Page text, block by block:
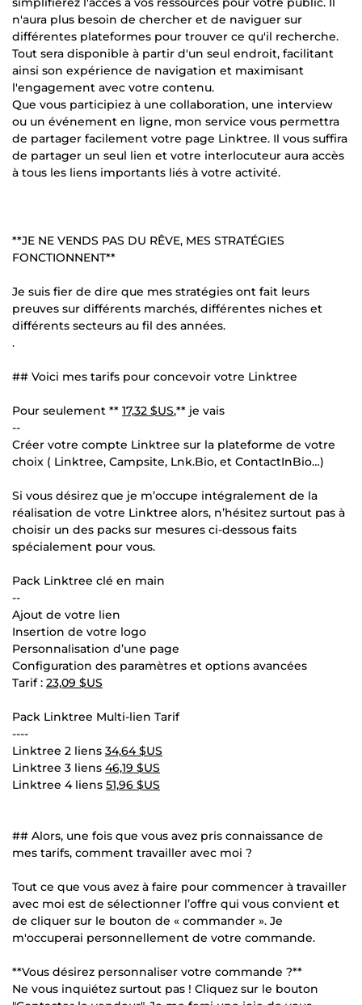
n'aura plus besoin de chercher et de naviguer sur
différentes plateformes pour trouver ce qu'il recherche.
Tout sera disponible à partir d'un seul endroit, facilitant
ainsi son expérience de navigation et maximisant
l'engagement avec votre contenu.
Que vous participiez à une collaboration, une interview
ou un événement en ligne, mon service vous permettra
de partager facilement votre page Linktree. Il vous suffira
de partager un seul lien et votre interlocuteur aura accès
à tous les liens importants liés à votre activité.
**JE NE VENDS PAS DU RÊVE, MES STRATÉGIES
FONCTIONNENT**
Je suis fier de dire que mes stratégies ont fait leurs
preuves sur différents marchés, différentes niches et
différents secteurs au fil des années.
.
## Voici mes tarifs pour concevoir votre Linktree
Pour seulement ** 17,32 $US,** je vais
--
Créer votre compte Linktree sur la plateforme de votre
choix ( Linktree, Campsite, Lnk.Bio, et ContactInBio…)
Si vous désirez que je m’occupe intégralement de la
réalisation de votre Linktree alors, n’hésitez surtout pas à
choisir un des packs sur mesures ci-dessous faits
spécialement pour vous.
Pack Linktree clé en main
--
Ajout de votre lien
Insertion de votre logo
Personnalisation d’une page
Configuration des paramètres et options avancées
Tarif : 23,09 $US
Pack Linktree Multi-lien Tarif
----
Linktree 2 liens 34,64 $US
Linktree 3 liens 46,19 $US
Linktree 4 liens 51,96 $US
## Alors, une fois que vous avez pris connaissance de
mes tarifs, comment travailler avec moi ?
Tout ce que vous avez à faire pour commencer à travailler
avec moi est de sélectionner l’offre qui vous convient et
de cliquer sur le bouton de « commander ». Je
m'occuperai personnellement de votre commande.
**Vous désirez personnaliser votre commande ?**
Ne vous inquiétez surtout pas ! Cliquez sur le bouton